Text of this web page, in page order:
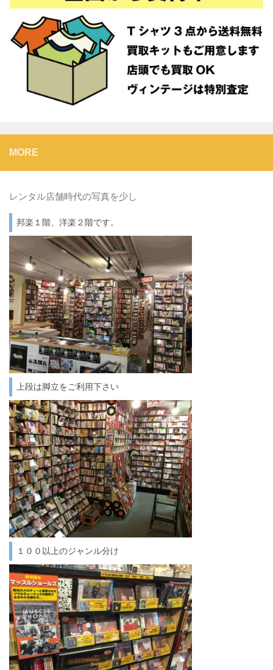
MORE
レンタル店舗時代の写真を少し
邦楽１階、洋楽２階です。
上段は脚立をご利用下さい
１００以上のジャンル分け